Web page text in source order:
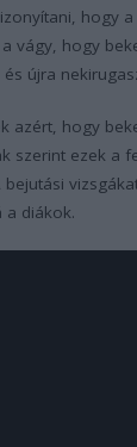
hogy
vágy, hogy
újra
azért, hogy
szerint ezek a
a diákok.